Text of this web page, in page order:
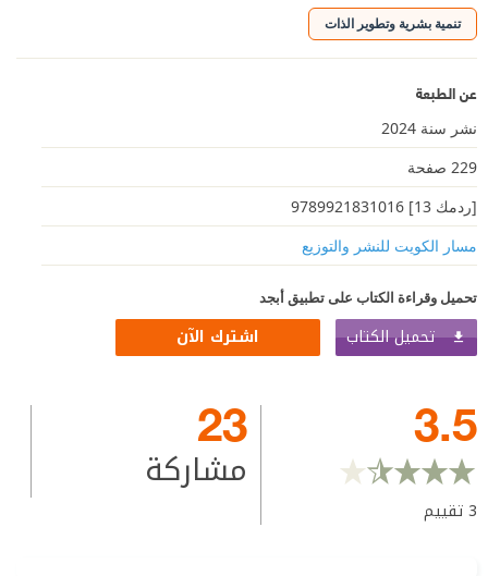
تنمية بشرية وتطوير الذات
عن الطبعة
نشر سنة 2024
229 صفحة
[ردمك 13] 9789921831016
مسار الكويت للنشر والتوزيع
تحميل وقراءة الكتاب على تطبيق أبجد
تحميل الكتاب اشترك الآن
3.5
3تقييم
23
مشاركة